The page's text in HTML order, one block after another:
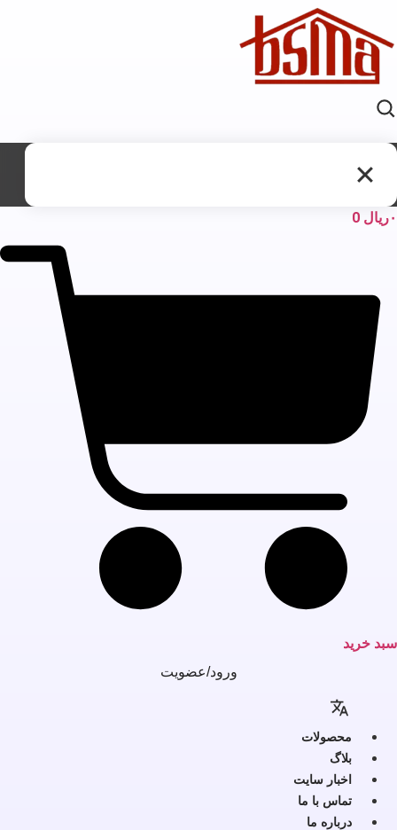
ریال 0
خرید
ورود/عضویت
محصولات
بلاگ
اخبار سایت
تماس با ما
درباره ما